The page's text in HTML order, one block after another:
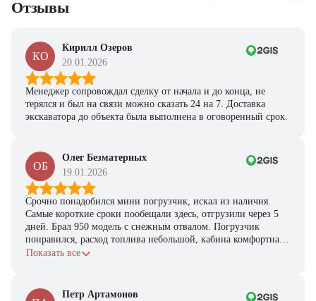
Отзывы
КО
Кирилл Озеров
20.01.2026
Менеджер сопровождал сделку от начала и до конца, не
терялся и был на связи можно сказать 24 на 7. Доставка
экскаватора до объекта была выполнена в оговоренный срок.
ОБ
Олег Безматерных
19.01.2026
Срочно понадобился мини погрузчик, искал из наличия.
Самые короткие сроки пообещали здесь, отгрузили через 5
дней. Брал 950 модель с снежным отвалом. Погрузчик
понравился, расход топлива небольшой, кабина комфортная,
с задачами справляется.
Показать все
Петр Артамонов